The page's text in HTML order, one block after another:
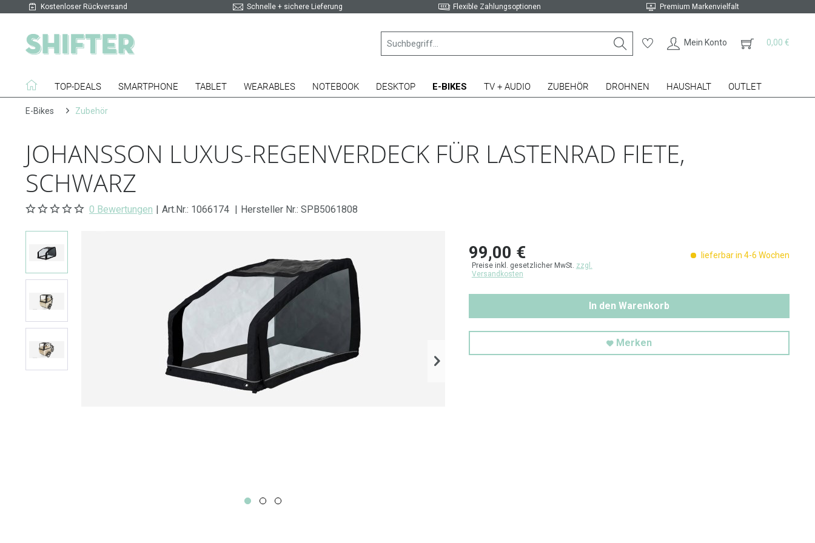
Kostenloser Rückversand Schnelle + sichere Lieferung Flexible Zahlungsoptionen Premium Markenvielfalt
Mein Konto 0,00 €
TOP-DEALS SMARTPHONE TABLET WEARABLES NOTEBOOK DESKTOP E-BIKES TV + AUDIO ZUBEHÖR DROHNEN HAUSHALT OUTLET
E-Bikes Zubehör
JOHANSSON LUXUS-REGENVERDECK FÜR LASTENRAD FIETE,
SCHWARZ
0 Bewertungen | Art.Nr.: 1066174 | Hersteller Nr.: SPB5061808
99,00 €
Preise inkl. gesetzlicher MwSt. zzgl.
Versandkosten
lieferbar in 4-6 Wochen
In den Warenkorb
Merken